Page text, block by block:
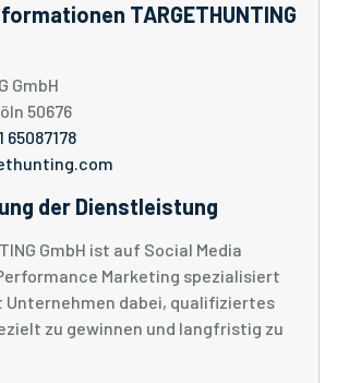
TARGETHUNTING
GmbH
50676
65087178
der Dienstleistung
GmbH ist auf Social Media
Marketing spezialisiert
dabei, qualifiziertes
zu gewinnen und langfristig zu